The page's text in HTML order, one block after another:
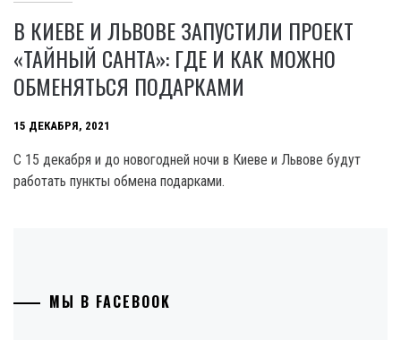
В КИЕВЕ И ЛЬВОВЕ ЗАПУСТИЛИ ПРОЕКТ
«ТАЙНЫЙ САНТА»: ГДЕ И КАК МОЖНО
ОБМЕНЯТЬСЯ ПОДАРКАМИ
15 ДЕКАБРЯ, 2021
С 15 декабря и до новогодней ночи в Киеве и Львове будут
работать пункты обмена подарками.
МЫ В FACEBOOK